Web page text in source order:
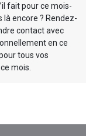
fait pour ce mois-
encore ? Rendez-
contact avec
en ce
tous vos
mois.